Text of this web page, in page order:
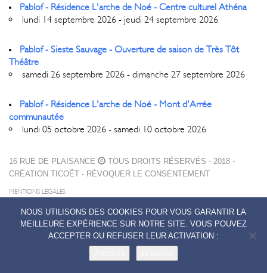
Pablof - Résidence L'arche de Noé - Centre culturel Athéna
lundi 14 septembre 2026 - jeudi 24 septembre 2026
Pablof - Sieste Sauvage - Ouverture de saison de Très Tôt
Théâtre
samedi 26 septembre 2026 - dimanche 27 septembre 2026
Pablof - Résidence L'arche de Noé - Mont d'Arrée
communautée
lundi 05 octobre 2026 - samedi 10 octobre 2026
16 RUE DE PLAISANCE
TOUS DROITS RÉSERVÉS - 2018 -
CRÉATION TICOËT - RÉVOQUER LE CONSENTEMENT
MENTIONS LÉGALES
CONTACTS
NOUS UTILISONS DES COOKIES POUR VOUS GARANTIR LA
MEILLEURE EXPÉRIENCE SUR NOTRE SITE. VOUS POUVEZ
ACCEPTER OU REFUSER LEUR ACTIVATION :